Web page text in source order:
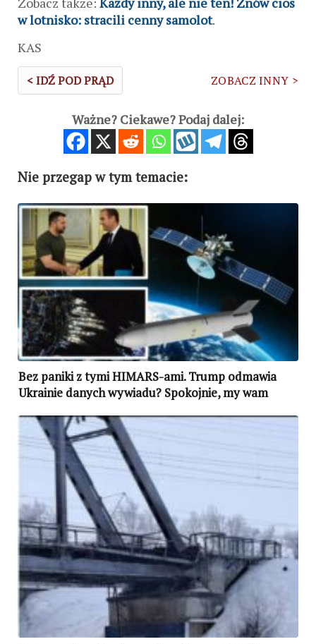
w lotnisko: stracili cenny samolot.
KAS
< IDŹ POD PRĄD ZOBACZ INNY >
Ważne? Ciekawe? Podaj dalej:
Nie przegap w tym temacie:
Bez paniki z tymi HIMARS-ami. Trump odmawia
Ukrainie danych wywiadu? Spokojnie, my wam